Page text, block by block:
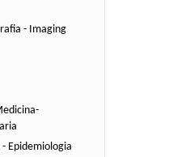
- Imaging
Epidemiologia